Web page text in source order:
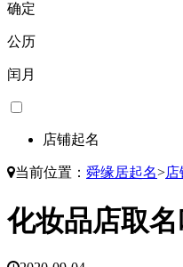
确定
公历
闰月
店铺起名
当前位置： 舜缘居起名>店
化妆品店取